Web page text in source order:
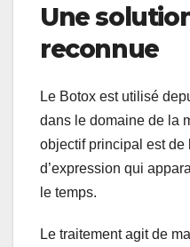
Une
reconnue
Le Botox est utilisé
dans le domaine de la
objectif principal est de
d’expression qui
le temps.
Le traitement agit de